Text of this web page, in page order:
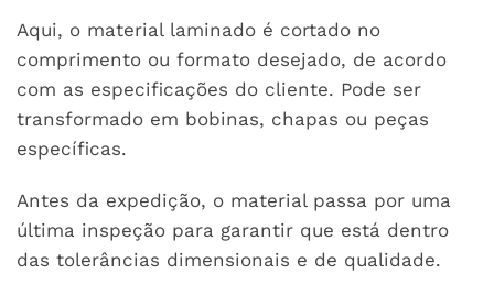
Aqui, o material laminado é cortado no
comprimento ou formato desejado, de acordo
com as especificações do cliente. Pode ser
transformado em bobinas, chapas ou peças
específicas.
Antes da expedição, o material passa por uma
última inspeção para garantir que está dentro
das tolerâncias dimensionais e de qualidade.